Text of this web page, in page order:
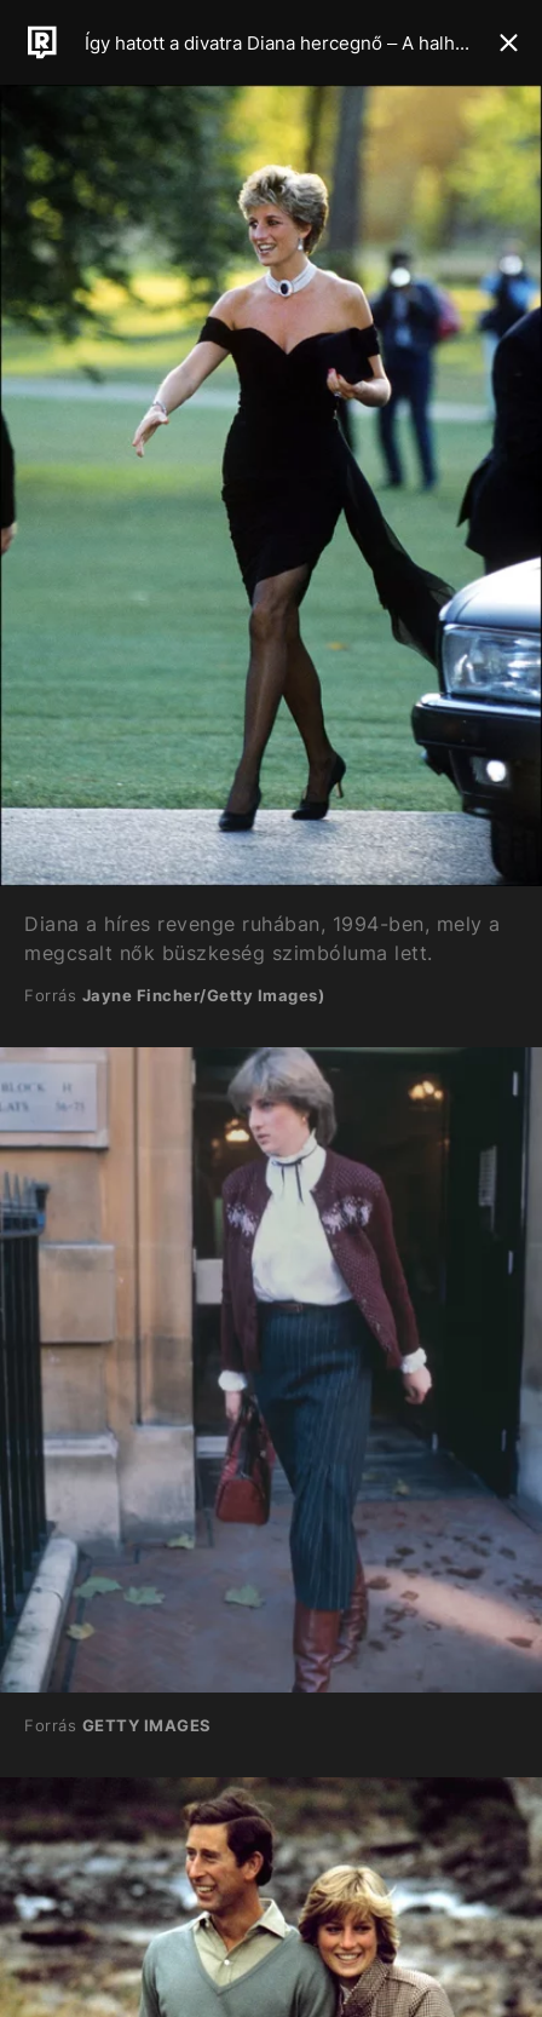
Így hatott a divatra Diana hercegnő – A halhatatlan stílusikon öröksége, a minimalista, szabad és rebellis ruhatár titka
Diana a híres revenge ruhában, 1994-ben, mely a
megcsalt nők büszkeség szimbóluma lett.
Forrás Jayne Fincher/Getty Images)
Forrás GETTY IMAGES